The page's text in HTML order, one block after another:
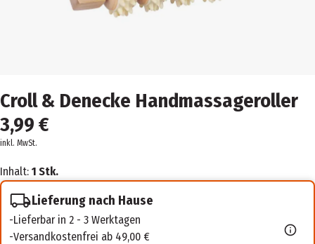
Croll & Denecke Handmassageroller
3,99 €
inkl. MwSt.
Inhalt: 1 Stk.
Lieferung nach Hause
Lieferbar in 2 - 3 Werktagen
Versandkostenfrei ab 49,00 €